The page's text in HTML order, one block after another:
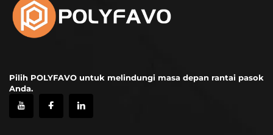
Pilih POLYFAVO untuk melindungi masa depan rantai pasok
Anda.